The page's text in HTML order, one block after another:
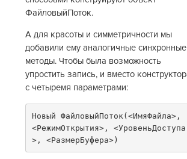
ФайловыйПоток.
А для красоты и симметричности мы
добавили ему аналогичные синхронные
методы. Чтобы была возможность
упростить запись, и вместо
с четыремя параметрами:
Новый ФайловыйПоток(<ИмяФайла>,
<РежимОткрытия>, <УровеньДоступа
>, <РазмерБуфера>)